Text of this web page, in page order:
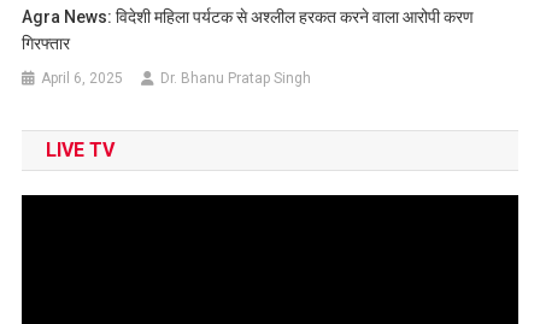
Agra News: विदेशी महिला पर्यटक से अश्लील हरकत करने वाला आरोपी करण
गिरफ्तार
April 6, 2025 Dr. Bhanu Pratap Singh
LIVE TV